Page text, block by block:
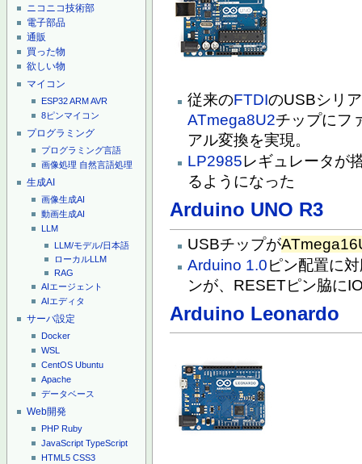
ニコニコ技術部
電子部品
通販
買った物
欲しい物
マイコン
ESP32ARMAVR
8ピンマイコン
プログラミング
プログラミング言語
画像処理 自然言語処理
生成AI
画像生成AI
動画生成AI
LLM
LLM/モデル/日本語
ローカルLLM
RAG
AIエージェント
AIエディタ
サーバ設定
Docker
WSL
CentOS Ubuntu
Apache
データベース
Web開発
PHP Ruby
JavaScript TypeScript
HTML5 CSS3
従来のFTDIのUSBシリ
ATmega8U2チップにフ
アル変換を実現。
LP2985レギュレータが
るようになった
Arduino UNO R3
USBチップが
Arduino 1.0ピン配置に
ンが、RESETピン脇に
Arduino Leonardo